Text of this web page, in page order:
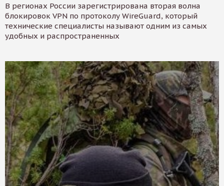
В регионах России зарегистрирована вторая волна
блокировок VPN по протоколу WireGuard, который
технические специалисты называют одним из самых
удобных и распространенных